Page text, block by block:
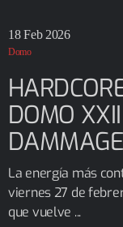
18 Feb 2026
Domo
DOMO
La energía más
viernes 27 de
que vuelve ...